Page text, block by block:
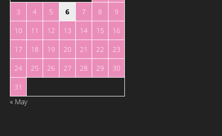
3
4 5 6 7 8
9
10
11 12 13 14 15
16
17
18 19 20 21 22
23
24
25 26 27 28 29
30
31
« May